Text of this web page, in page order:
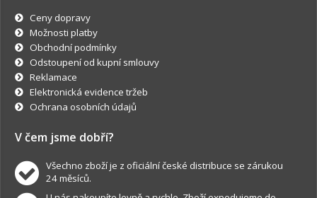
Ceny dopravy
Možnosti platby
Obchodní podmínky
Odstoupení od kupní smlouvy
Reklamace
Elektronická evidence tržeb
Ochrana osobních údajů
V čem jsme dobří?
Všechno zboží je z oficiální české distribuce se zárukou
24 měsíců.